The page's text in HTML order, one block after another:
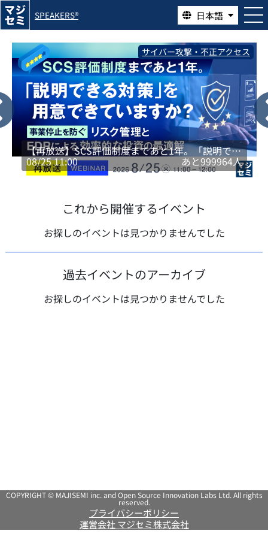
SPEAKERS® 日本語
【再放送】SCS評価制度まであと1年。「説明でき
る対策」を用意できていますか？ 〜事業停止を防
ぐリスク管理と、EDRによる効率的な投資の最適
08/25 11:00 あと999964人
サイバー攻撃・不正アクセス
これから開催するイベント
お探しのイベントは見つかりませんでした
過去イベントのアーカイブ
お探しのイベントは見つかりませんでした
COPYRIGHT © MAJISEMI inc. and Open Source Innovation Labs Ltd. All rights
reserved.
プライバシーポリシー
運営会社 マジセミ株式会社